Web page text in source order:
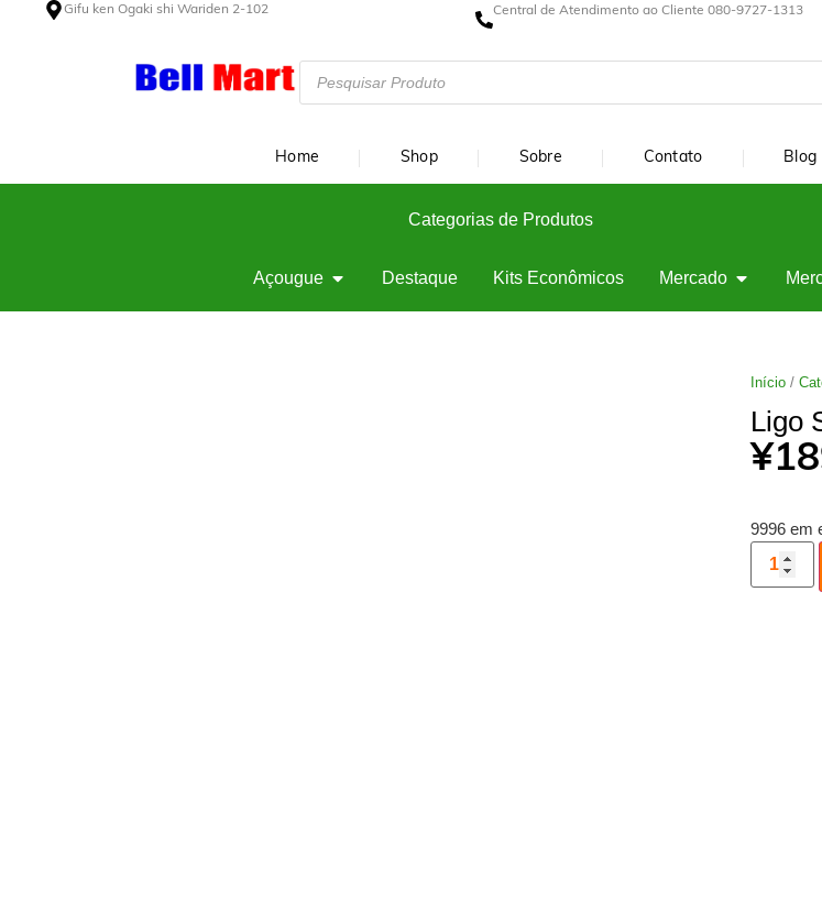
Gifu ken Ogaki shi Wariden 2-102 Central de Atendimento ao Cliente 080-9727-1313
Home Shop Sobre Contato Blog
Categorias de Produtos
Açougue Destaque Kits Econômicos Mercado
Início /
Ligo
¥
9996 em